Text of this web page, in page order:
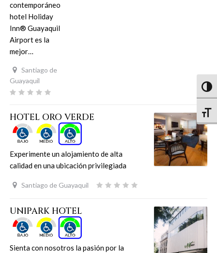
contemporáneo
hotel Holiday
Inn® Guayaquil
Airport es la
mejor…
Santiago de
Guayaquil
HOTEL ORO VERDE
Experimente un alojamiento de alta
calidad en una ubicación privilegiada
Santiago de Guayaquil
UNIPARK HOTEL
Sienta con nosotros la pasión por la